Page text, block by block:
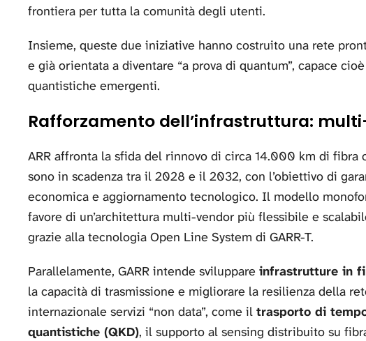
frontiera per tutta la comunità degli utenti.
Insieme, queste due iniziative hanno costruito una rete
e già orientata a diventare “a prova di quantum”, capace
quantistiche emergenti.
Rafforzamento dell’infrastruttura:
ARR affronta la sfida del rinnovo di circa 14.000 km di fibra
sono in scadenza tra il 2028 e il 2032, con l’obiettivo di
economica e aggiornamento tecnologico. Il modello
favore di un’architettura multi-vendor più flessibile e
grazie alla tecnologia Open Line System di GARR-T.
Parallelamente, GARR intende sviluppare infrastrutture in
la capacità di trasmissione e migliorare la resilienza della
internazionale servizi “non data”, come il trasporto di
quantistiche (QKD), il supporto al sensing distribuito su